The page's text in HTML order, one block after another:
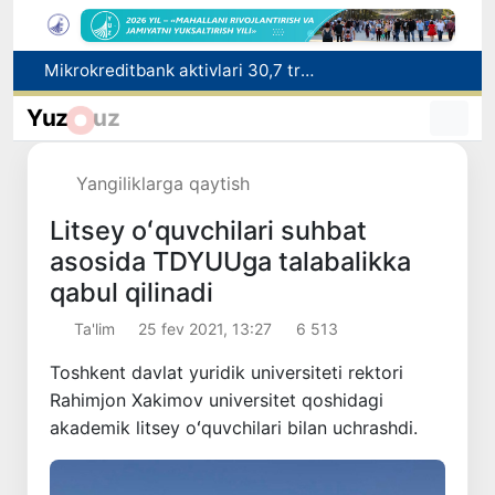
Malayziya Markaziy Osiyoda tibbiy turizm yoʻnalishi sifatidagi mavqeini mustahkamlamoqda
Polshadagi elchixona ko‘magida ona va bola Vatanga qaytarildi
Yuz uz
Yangiliklarga qaytish
Litsey oʻquvchilari suhbat
asosida TDYUUga talabalikka
qabul qilinadi
Ta'lim 25 fev 2021, 13:27 6 513
Toshkent davlat yuridik universiteti rektori
Rahimjon Xakimov universitet qoshidagi
akademik litsey oʻquvchilari bilan uchrashdi.